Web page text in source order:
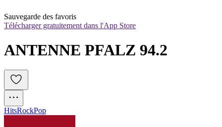
Sauvegarde des favoris
Télécharger gratuitement dans l'App Store
ANTENNE PFALZ 94.2
HitsRockPop